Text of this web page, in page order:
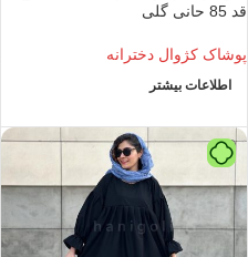
قد 85 حانی گلی
پوشاک کژوال دخترانه
اطلاعات بیشتر